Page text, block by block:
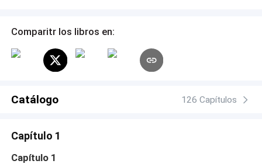
separación les otorga, Oliver comienza a ver a Victoria
que nunca había reconocido, y mientras ella trata de
seguir adelante con su vida, él se da cuenta de que quizá
enfrentarse a sus propios demonios y descubrir si es
Comparitr los libros en:
Catálogo 126 Capítulos
Capítulo 1
Capítulo 1